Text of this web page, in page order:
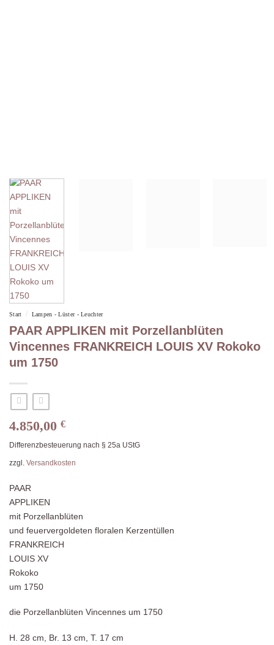
Start / Lampen - Lüster - Leuchter
PAAR APPLIKEN mit Porzellanblüten
Vincennes FRANKREICH LOUIS XV Rokoko
um 1750
4.850,00 €
Differenzbesteuerung nach § 25a UStG
zzgl. Versandkosten
PAAR
APPLIKEN
mit Porzellanblüten
und feuervergoldeten floralen Kerzentüllen
FRANKREICH
LOUIS XV
Rokoko
um 1750
die Porzellanblüten Vincennes um 1750
H. 28 cm, Br. 13 cm, T. 17 cm